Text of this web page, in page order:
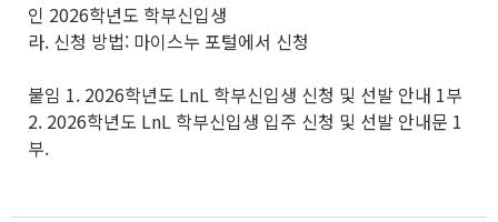
인 2026학년도 학부신입생
라. 신청 방법: 마이스누 포털에서 신청
붙임 1. 2026학년도 LnL 학부신입생 신청 및 선발 안내 1부
2. 2026학년도 LnL 학부신입생 입주 신청 및 선발 안내문 1
부.